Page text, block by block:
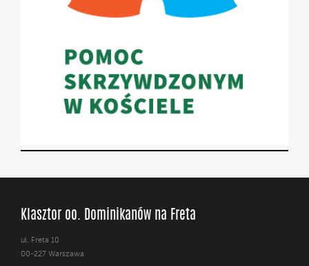
Klasztor oo. Dominikanów na Freta
ul. Freta 10
00-227 Warszawa